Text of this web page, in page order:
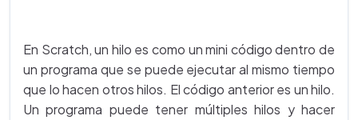
En Scratch, un hilo es como un mini código dentro de
un programa que se puede ejecutar al mismo tiempo
que lo hacen otros hilos. El código anterior es un hilo.
Un programa puede tener múltiples hilos y hacer